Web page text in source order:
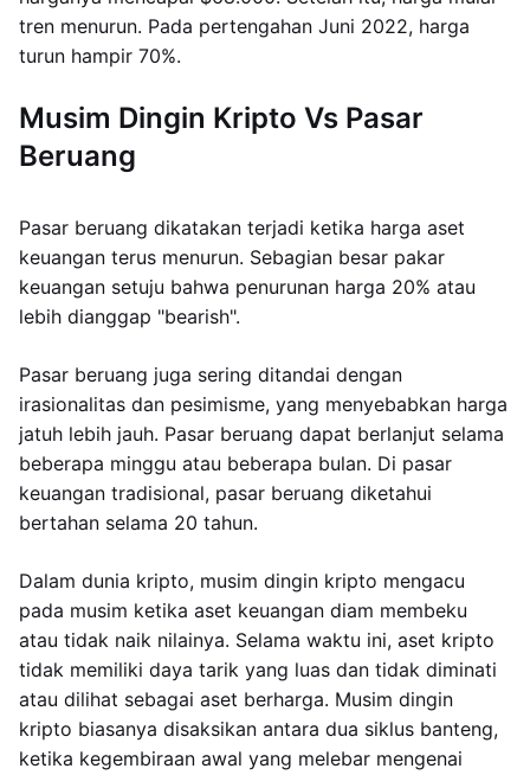
tren menurun. Pada pertengahan Juni 2022, harga
turun hampir 70%.
Musim Dingin Kripto Vs Pasar
Beruang
Pasar beruang dikatakan terjadi ketika harga aset
keuangan terus menurun. Sebagian besar pakar
keuangan setuju bahwa penurunan harga 20% atau
lebih dianggap "bearish".
Pasar beruang juga sering ditandai dengan
irasionalitas dan pesimisme, yang menyebabkan harga
jatuh lebih jauh. Pasar beruang dapat berlanjut selama
beberapa minggu atau beberapa bulan. Di pasar
keuangan tradisional, pasar beruang diketahui
bertahan selama 20 tahun.
Dalam dunia kripto, musim dingin kripto mengacu
pada musim ketika aset keuangan diam membeku
atau tidak naik nilainya. Selama waktu ini, aset kripto
tidak memiliki daya tarik yang luas dan tidak diminati
atau dilihat sebagai aset berharga. Musim dingin
kripto biasanya disaksikan antara dua siklus banteng,
ketika kegembiraan awal yang melebar mengenai